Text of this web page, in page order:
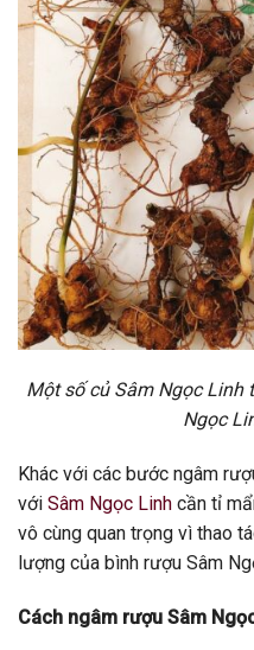
Một số củ Sâm Ngọc Linh
Ngọc
Khác với các bước ngâm
với Sâm Ngọc Linh cần tỉ
vô cùng quan trọng vì thao
lượng của bình rượu Sâm
Cách ngâm rượu Sâm